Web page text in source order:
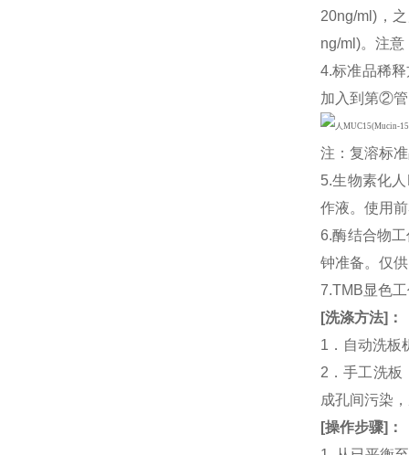
20ng/ml)，
ng/ml)。注
4.标准品稀
加入到第②
注：复溶标
5.生物素化
作液。使用
6.酶结合物
钟准备。仅
7.TMB显色
[洗涤方法] ：
1．自动洗板
2．手工洗板
成孔间污染
[操作步骤] ：